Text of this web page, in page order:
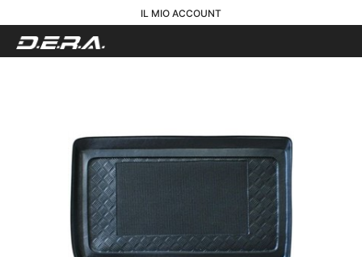
IL MIO ACCOUNT